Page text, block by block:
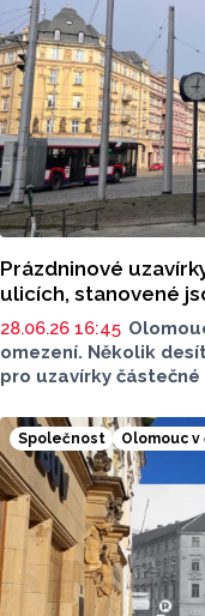
Prázdninové
ulicích, stanovené
28.06.26 16:45
omezení. Několik
pro uzavírky částečné
místa si dát pozor?
Společnost Olomouc v